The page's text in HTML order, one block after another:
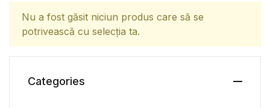
Nu a fost găsit niciun produs care să se
potrivească cu selecția ta.
Categories